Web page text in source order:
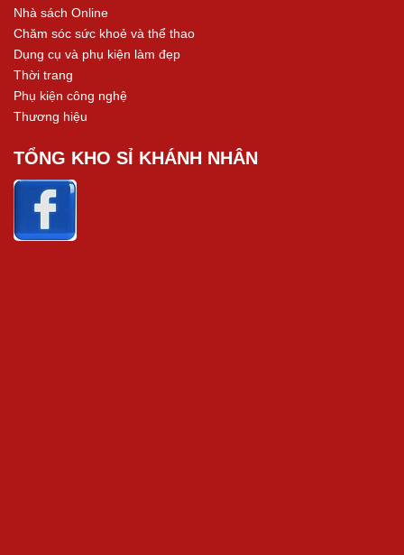
Nhà sách Online
Chăm sóc sức khoẻ và thể thao
Dụng cụ và phụ kiện làm đẹp
Thời trang
Phụ kiện công nghệ
Thương hiệu
TỔNG KHO SỈ KHÁNH NHÂN